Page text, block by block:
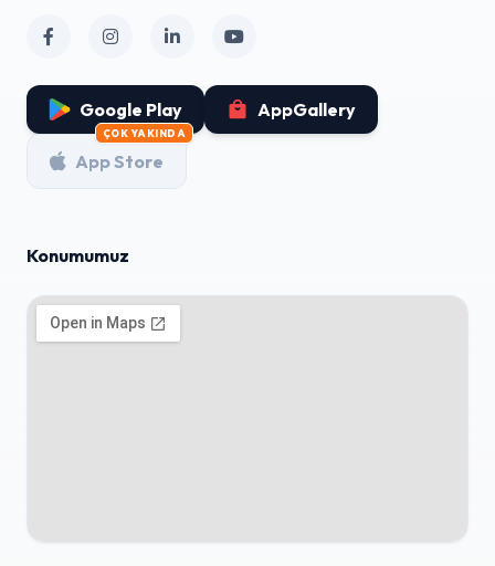
Google Play AppGallery
App Store
ÇOK YAKINDA
Konumumuz